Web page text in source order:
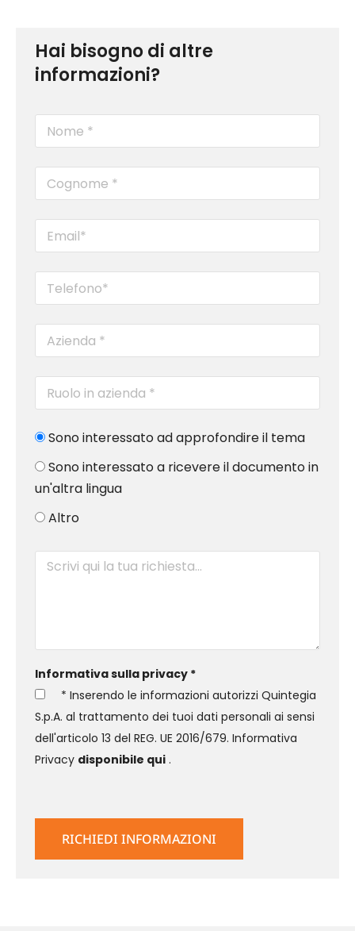
Hai bisogno di altre
informazioni?
Sono interessato ad approfondire il tema
Sono interessato a ricevere il documento in
un'altra lingua
Altro
Informativa sulla privacy *
* Inserendo le informazioni autorizzi Quintegia
S.p.A. al trattamento dei tuoi dati personali ai sensi
dell'articolo 13 del REG. UE 2016/679. Informativa
Privacy disponibile qui .